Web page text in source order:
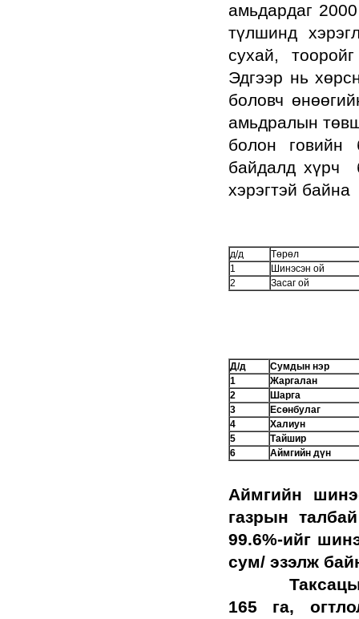
амьдардаг
түлшинд
сухай,
Эдгээр нь
боловч
амьдралын
болон говийн
байдалд хүрч
хэрэгтэй байна
д/д
Төрөл
1
Шинэсэн ой
2
Засаг ой
Д/д
Сумдын нэр
1
Жаргалан
2
Шарга
3
Есөнбулаг
4
Халиун
5
Тайшир
6
Аймгийн дүн
Аймгийн
газрын
99.6%-ийг
сум/ эзэлж
165 га,